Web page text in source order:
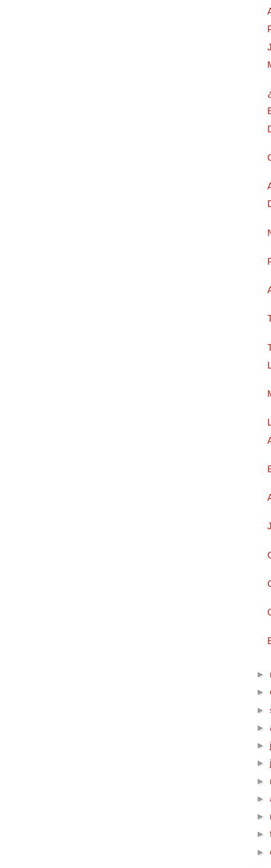
►
►
►
►
►
►
►
►
►
►
►